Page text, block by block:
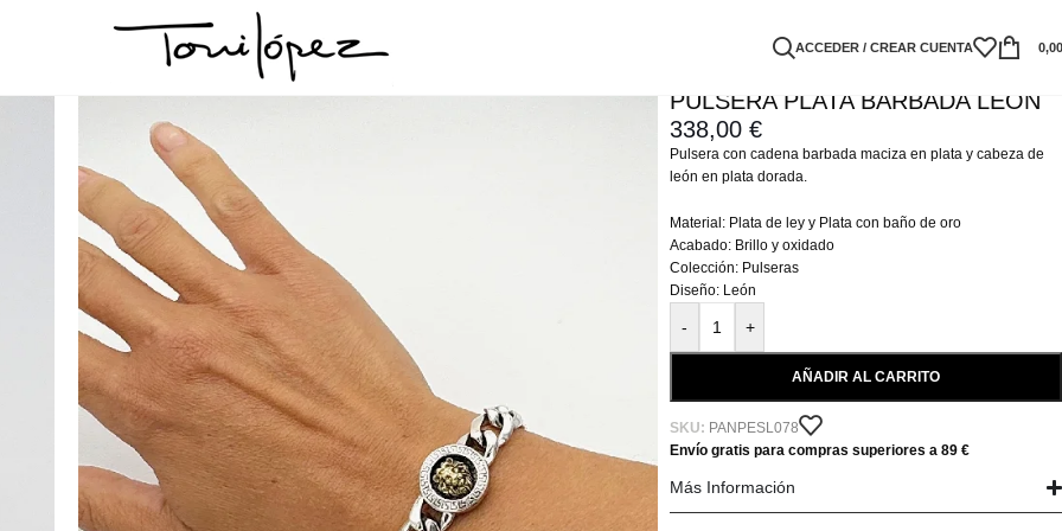
ACCEDER / CREAR CUENTA
PULSERA PLATA BARBADA LEÓN
338,00 €
Pulsera con cadena barbada maciza en plata y cabeza de
león en plata dorada.
Material: Plata de ley y Plata con baño de oro
Acabado: Brillo y oxidado
Colección: Pulseras
Diseño: León
- +
AÑADIR AL CARRITO
SKU: PANPESL078
Envío gratis para compras superiores a 89 €
Más Información